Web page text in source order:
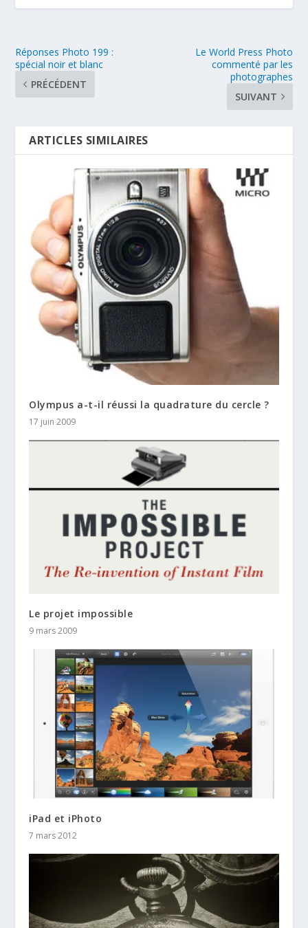
Réponses Photo 199 :
spécial noir et blanc
PRÉCÉDENT
Le World Press Photo
commenté par les
photographes
SUIVANT
ARTICLES SIMILAIRES
Olympus a-t-il réussi la quadrature du cercle ?
17 juin 2009
Le projet impossible
9 mars 2009
iPad et iPhoto
7 mars 2012